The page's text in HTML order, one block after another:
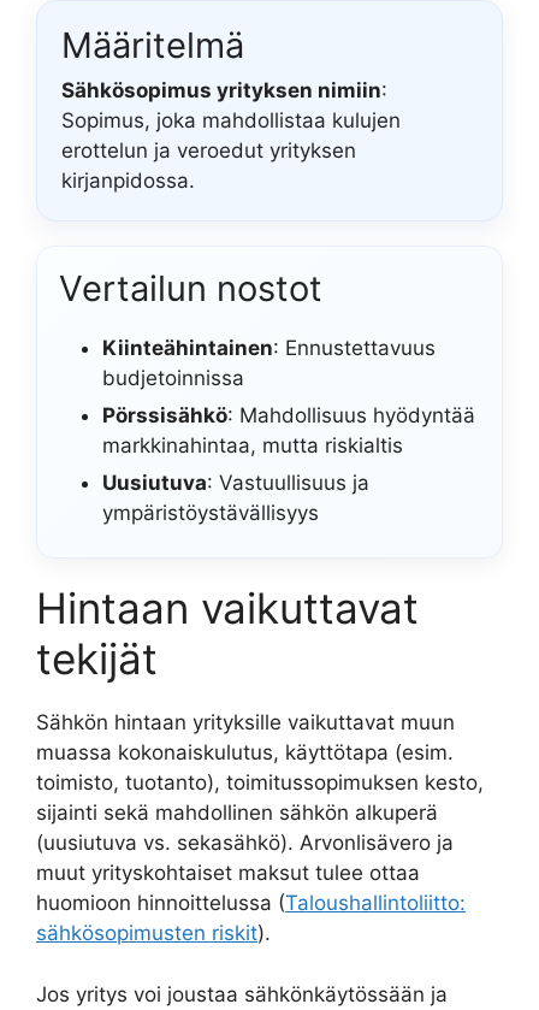
Määritelmä
Sähkösopimus yrityksen nimiin:
Sopimus, joka mahdollistaa kulujen
erottelun ja veroedut yrityksen
kirjanpidossa.
Vertailun nostot
Kiinteähintainen: Ennustettavuus
budjetoinnissa
Pörssisähkö: Mahdollisuus hyödyntää
markkinahintaa, mutta riskialtis
Uusiutuva: Vastuullisuus ja
ympäristöystävällisyys
Hintaan vaikuttavat
tekijät
Sähkön hintaan yrityksille vaikuttavat muun
muassa kokonaiskulutus, käyttötapa (esim.
toimisto, tuotanto), toimitussopimuksen kesto,
sijainti sekä mahdollinen sähkön alkuperä
(uusiutuva vs. sekasähkö). Arvonlisävero ja
muut yrityskohtaiset maksut tulee ottaa
huomioon hinnoittelussa (Taloushallintoliitto:
sähkösopimusten riskit).
Jos yritys voi joustaa sähkönkäytössään ja